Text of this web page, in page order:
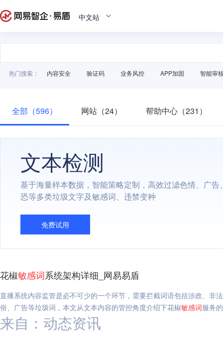
中文站
热门搜索： 内容安全 验证码 业务风控 APP加固 智能审
全部（596） 网站（24） 帮助中心（231）
文本检测
基于海量样本数据，智能策略定制，高效过滤色情、广告
恐等多类垃圾文字及敏感词、违禁变种
免费试用
花椒敏感词系统架构详细_网易易盾
直播系统内容监管是必不可少的一个环节，需要拦截词语包括涉政、非
俗、广告等垃圾词，本文从文本内容的管控角度介绍下花椒敏感词服务
来自：动态资讯